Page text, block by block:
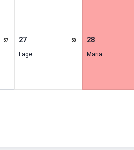
57 27 58
Lage
28
Maria